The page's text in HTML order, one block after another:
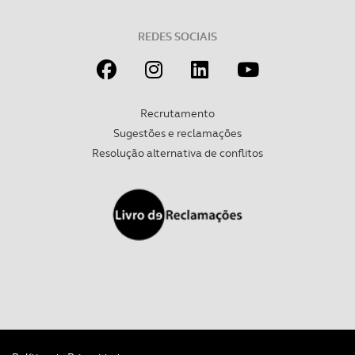
experiência de navegação no Website e nos serviços
REDES SOCIAIS
Recrutamento
Sugestões e reclamações
Resolução alternativa de conflitos